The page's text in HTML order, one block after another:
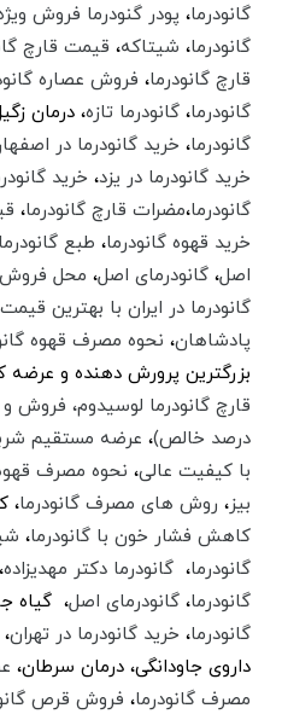
گانودرما، پودر گنودرما فروش
گانودرما، شیتاکه، قیمت قارچ
قارچ گانودرما،‌ فروش عصاره
گانودرما، گانودرما تازه، درمان
گانودرما، خرید گانودرما در
خرید گانودرما در یزد، خرید
گانودرما،‌مضرات قارچ گانودرما،‌
خرید قهوه گانودرما، طبع گانودرما
اصل، گانودرمای اصل، محل فروش
گانودرما در ایران با بهترین قیمت
پادشاهان،‌ نحوه مصرف قهوه
بزرگترین پرورش دهنده و عرضه
قارچ گانودرما لوسیدوم،
درصد خالص)،‌ عرضه مستقیم
با کیفیت عالی،‌ نحوه مصرف قهوه
بیز، روش های مصرف گانودرما،
کاهش فشار خون با گانودرما،
گانودرما، گانودرما دکتر مهدیزاده،
گانودرما، گانودرمای اصل، گیاه
گانودرما، خرید گانودرما در تهران،
داروی جاودانگی، درمان سرطان،
مصرف گانودرما،‌فروش قرص